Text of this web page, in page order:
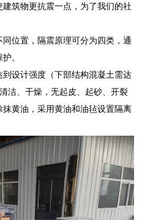
筑物更抗震一点，为了我们的社
位置，隔震原理可分为四类，通
。
设计强度（下部结构混凝土需达
洁、干燥，无起皮、起砂、开裂
黄油，采用黄油和油毡设置隔离